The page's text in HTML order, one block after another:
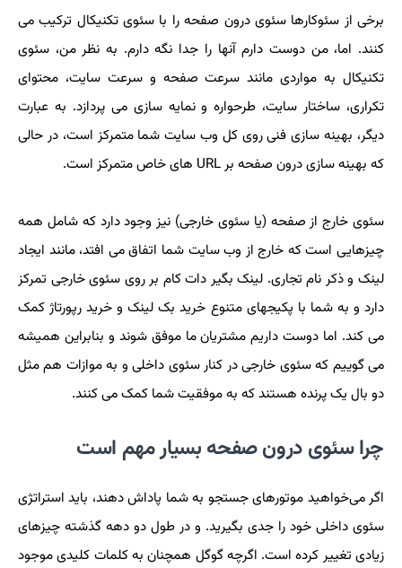
برخی از سئوکارها سئوی درون صفحه را با سئوی تکنیکال ترکیب می
کنند. اما، من دوست دارم آنها را جدا نگه دارم. به نظر من، سئوی
تکنیکال به مواردی مانند سرعت صفحه و سرعت سایت، محتوای
تکراری، ساختار سایت، طرحواره و نمایه سازی می پردازد. به عبارت
دیگر، بهینه سازی فنی روی کل وب سایت شما متمرکز است، در حالی
که بهینه سازی درون صفحه بر URL های خاص متمرکز است.
سئوی خارج از صفحه (یا سئوی خارجی) نیز وجود دارد که شامل همه
چیزهایی است که خارج از وب سایت شما اتفاق می افتد، مانند ایجاد
لینک و ذکر نام تجاری. لینک بگیر دات کام بر روی سئوی خارجی تمرکز
دارد و به شما با پکیجهای متنوع خرید بک لینک و خرید رپورتاژ کمک
می کند. اما دوست داریم مشتریان ما موفق شوند و بنابراین همیشه
می گوییم که سئوی خارجی در کنار سئوی داخلی و به موازات هم مثل
دو بال یک پرنده هستند که به موفقیت شما کمک می کنند.
چرا سئوی درون صفحه بسیار مهم است
اگر می‌خواهید موتورهای جستجو به شما پاداش دهند، باید استراتژی
سئوی داخلی خود را جدی بگیرید. و در طول دو دهه گذشته چیزهای
زیادی تغییر کرده است. اگرچه گوگل همچنان به کلمات کلیدی موجود